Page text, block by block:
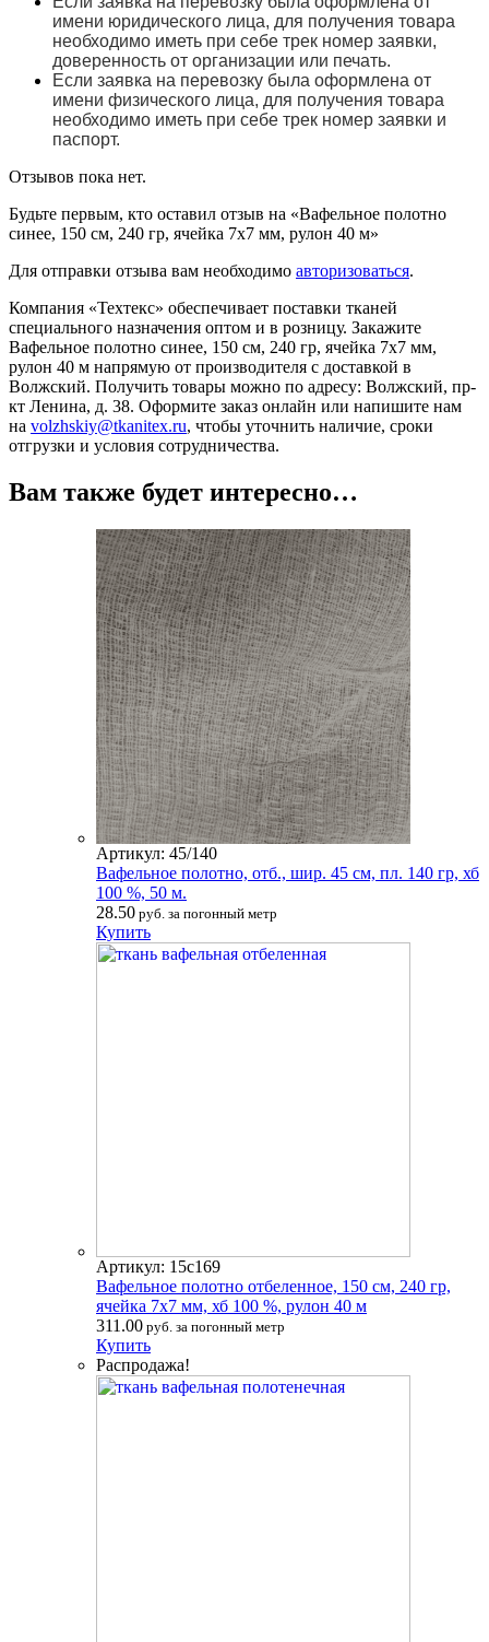
имени юридического лица, для получения товара
необходимо иметь при себе трек номер заявки,
доверенность от организации или печать.
Если заявка на перевозку была оформлена от
имени физического лица, для получения товара
необходимо иметь при себе трек номер заявки и
паспорт.
Отзывов пока нет.
Будьте первым, кто оставил отзыв на «Вафельное полотно
синее, 150 см, 240 гр, ячейка 7х7 мм, рулон 40 м»
Для отправки отзыва вам необходимо авторизоваться.
Компания «Техтекс» обеспечивает поставки тканей
специального назначения оптом и в розницу. Закажите
Вафельное полотно синее, 150 см, 240 гр, ячейка 7х7 мм,
рулон 40 м напрямую от производителя с доставкой в
Волжский. Получить товары можно по адресу: Волжский, пр-
кт Ленина, д. 38. Оформите заказ онлайн или напишите нам
на volzhskiy@tkanitex.ru, чтобы уточнить наличие, сроки
отгрузки и условия сотрудничества.
Вам также будет интересно…
Артикул: 45/140
Вафельное полотно, отб., шир. 45 см, пл. 140 гр, хб
100 %, 50 м.
28.50 руб. за погонный метр
Купить
Артикул: 15с169
Вафельное полотно отбеленное, 150 см, 240 гр,
ячейка 7х7 мм, хб 100 %, рулон 40 м
311.00 руб. за погонный метр
Купить
Распродажа!